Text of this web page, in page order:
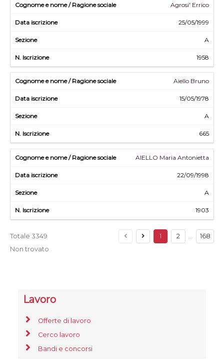
Agrosi' Errico
25/05/1999
A
1958
Aiello Bruno
15/05/1978
A
665
AIELLO Maria Antonietta
22/09/1998
A
1903
Totale 3349 1 2 …
168
Non trovato
Lavoro
Offerte di lavoro
Cerco lavoro
Bandi e concorsi